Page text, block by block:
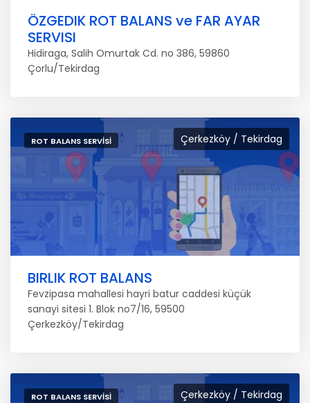
ÖZGEDIK ROT BALANS ve FAR AYAR
SERVISI
Hidiraga, Salih Omurtak Cd. no 386, 59860
Çorlu/Tekirdag
Çerkezköy / Tekirdag
ROT BALANS SERVISI
BIRLIK ROT BALANS
Fevzipasa mahallesi hayri batur caddesi küçük
sanayi sitesi 1. Blok no7/16, 59500
Çerkezköy/Tekirdag
Çerkezköy / Tekirdag
ROT BALANS SERVISI